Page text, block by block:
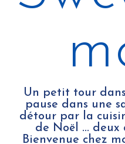
Un petit tour
pause dans une
détour par la
de Noël ...
Bienvenue chez